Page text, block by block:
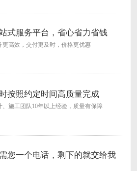
式服务平台，省心省力省钱
更高效，交付更及时，价格更优惠
按照约定时间高质量完成
、施工团队10年以上经验，质量有保障
您一个电话，剩下的就交给我